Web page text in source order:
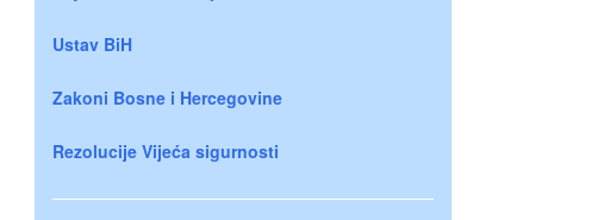
Ustav BiH
Zakoni Bosne i Hercegovine
Rezolucije Vijeća sigurnosti